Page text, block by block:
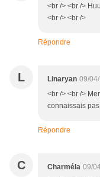
<br /> <br />
<br /> <br />
Répondre
L Linaryan 09/
<br /> <br />
connaissais
Répondre
C Charméla 09/